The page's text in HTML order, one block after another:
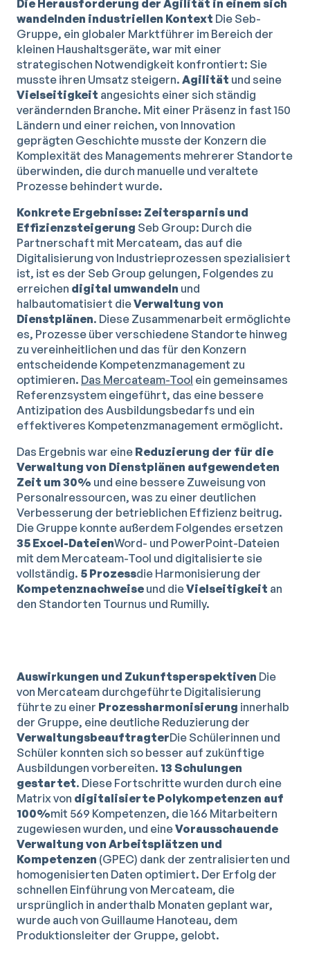
Die Herausforderung der Agilität in einem sich
wandelnden industriellen Kontext Die Seb-
Gruppe, ein globaler Marktführer im Bereich der
kleinen Haushaltsgeräte, war mit einer
strategischen Notwendigkeit konfrontiert: Sie
musste ihren Umsatz steigern. Agilität und seine
Vielseitigkeit angesichts einer sich ständig
verändernden Branche. Mit einer Präsenz in fast 150
Ländern und einer reichen, von Innovation
geprägten Geschichte musste der Konzern die
Komplexität des Managements mehrerer Standorte
überwinden, die durch manuelle und veraltete
Prozesse behindert wurde.
Konkrete Ergebnisse: Zeitersparnis und
Effizienzsteigerung Seb Group: Durch die
Partnerschaft mit Mercateam, das auf die
Digitalisierung von Industrieprozessen spezialisiert
ist, ist es der Seb Group gelungen, Folgendes zu
erreichen digital umwandeln und
halbautomatisiert dieVerwaltung von
Dienstplänen. Diese Zusammenarbeit ermöglichte
es, Prozesse über verschiedene Standorte hinweg
zu vereinheitlichen und das für den Konzern
entscheidende Kompetenzmanagement zu
optimieren. Das Mercateam-Tool ein gemeinsames
Referenzsystem eingeführt, das eine bessere
Antizipation des Ausbildungsbedarfs und ein
effektiveres Kompetenzmanagement ermöglicht.
Das Ergebnis war eine Reduzierung der für die
Verwaltung von Dienstplänen aufgewendeten
Zeit um 30% und eine bessere Zuweisung von
Personalressourcen, was zu einer deutlichen
Verbesserung der betrieblichen Effizienz beitrug.
Die Gruppe konnte außerdem Folgendes ersetzen
35 Excel-DateienWord- und PowerPoint-Dateien
mit dem Mercateam-Tool und digitalisierte sie
vollständig. 5 Prozessdie Harmonisierung der
Kompetenznachweise und dieVielseitigkeit an
den Standorten Tournus und Rumilly.
Auswirkungen und Zukunftsperspektiven Die
von Mercateam durchgeführte Digitalisierung
führte zu einer Prozessharmonisierung innerhalb
der Gruppe, eine deutliche Reduzierung der
VerwaltungsbeauftragterDie Schülerinnen und
Schüler konnten sich so besser auf zukünftige
Ausbildungen vorbereiten. 13 Schulungen
gestartet. Diese Fortschritte wurden durch eine
Matrix von digitalisierte Polykompetenzen auf
100%mit 569 Kompetenzen, die 166 Mitarbeitern
zugewiesen wurden, und eineVorausschauende
Verwaltung von Arbeitsplätzen und
Kompetenzen (GPEC) dank der zentralisierten und
homogenisierten Daten optimiert. Der Erfolg der
schnellen Einführung von Mercateam, die
ursprünglich in anderthalb Monaten geplant war,
wurde auch von Guillaume Hanoteau, dem
Produktionsleiter der Gruppe, gelobt.